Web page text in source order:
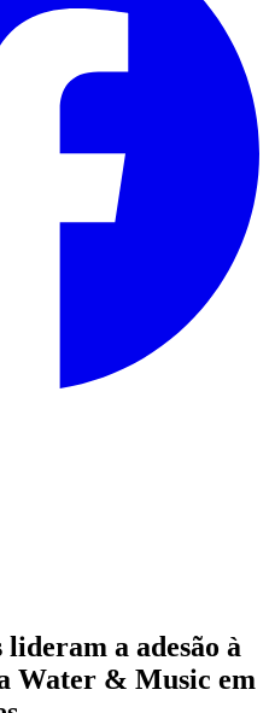
a adesão à
Water & Music em